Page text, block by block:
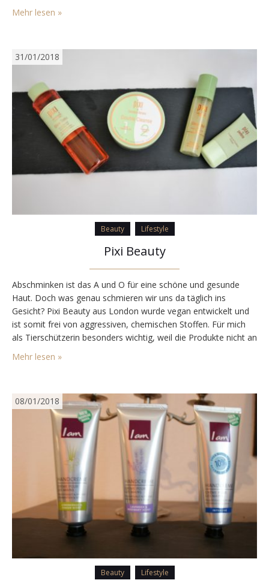
damit ich wirklich keine solche Kosmetikfirmen unterstütze und
Mehr lesen »
31/01/2018
Beauty Lifestyle
Pixi Beauty
Abschminken ist das A und O für eine schöne und gesunde
Haut. Doch was genau schmieren wir uns da täglich ins
Gesicht? Pixi Beauty aus London wurde vegan entwickelt und
ist somit frei von aggressiven, chemischen Stoffen. Für mich
als Tierschützerin besonders wichtig, weil die Produkte nicht an
immer los mit der…
Mehr lesen »
08/01/2018
Beauty Lifestyle